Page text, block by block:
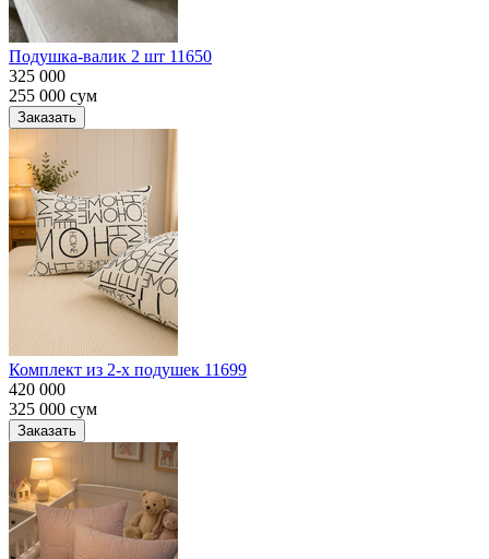
Подушка-валик 2 шт 11650
325 000
255 000 сум
Заказать
Комплект из 2-х подушек 11699
420 000
325 000 сум
Заказать